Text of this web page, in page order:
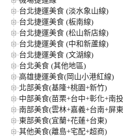
台北捷運美食 (淡水象山線)
台北捷運美食 (板南線)
台北捷運美食 (松山新店線)
台北捷運美食 (中和新蘆線)
台北捷運美食 (文湖線)
台北美食 (其他地區)
高雄捷運美食(岡山小港紅線)
北部美食(基隆+桃園+新竹)
中部美食(苗栗+台中+彰化+南
南部美食(雲林+嘉義+台南+屏
東部美食(宜蘭+花蓮+台東)
其他美食(離島+宅配+超商)